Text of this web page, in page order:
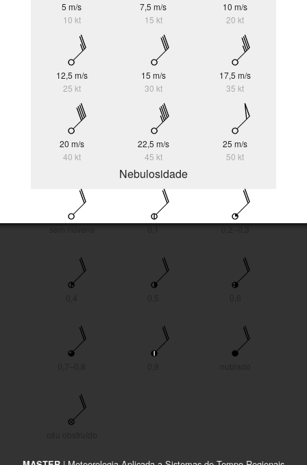
5 m/s
10 kt
7,5 m/s
15 kt
10 m/s
20 kt
12,5 m/s
25 kt
15 m/s
30 kt
17,5 m/s
35 kt
20 m/s
40 kt
22,5 m/s
45 kt
25 m/s
50 kt
Nebulosidade